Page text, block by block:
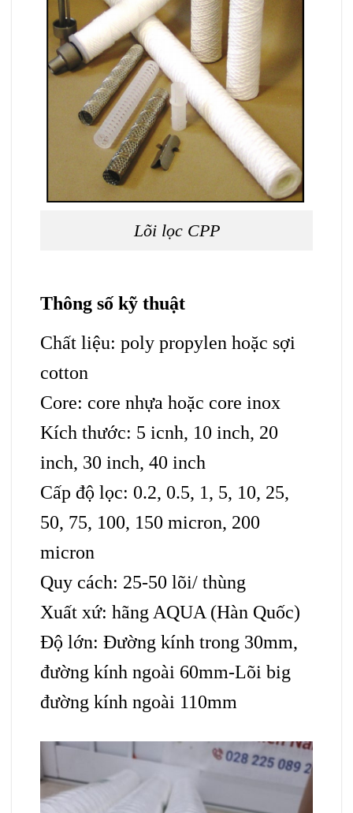
Lõi lọc CPP
Thông số kỹ thuật
Chất liệu: poly propylen hoặc sợi
cotton
Core: core nhựa hoặc core inox
Kích thước: 5 icnh, 10 inch, 20
inch, 30 inch, 40 inch
Cấp độ lọc: 0.2, 0.5, 1, 5, 10, 25,
50, 75, 100, 150 micron, 200
micron
Quy cách: 25-50 lõi/ thùng
Xuất xứ: hãng AQUA (Hàn Quốc)
Độ lớn: Đường kính trong 30mm,
đường kính ngoài 60mm-Lõi big
đường kính ngoài 110mm